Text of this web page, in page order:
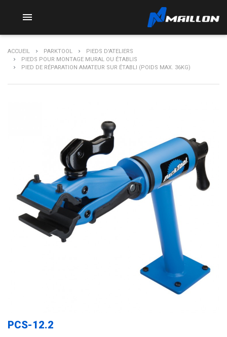

ACCUEIL PARKTOOL
PIEDS D'ATELIERS
PIEDS POUR MONTAGE MURAL OU ÉTABLIS
PIED DE RÉPARATION AMATEUR SUR ÉTABLI (POIDS MAX. 36KG)
PCS-12.2